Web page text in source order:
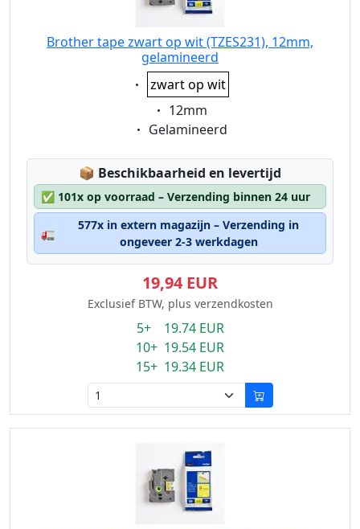
Brother tape zwart op wit (TZES231), 12mm,
gelamineerd
Eigenschaft:
zwart op wit
Eigenschaft:
12mm
Eigenschaft:
Gelamineerd
📦 Lagerstatus:
Beschikbaarheid en levertijd
✅ 101x op voorraad – Verzending binnen 24 uur
🚛
577x in extern magazijn – Verzending in
ongeveer 2-3 werkdagen
19,94 EUR
Exclusief BTW, plus verzendkosten
5+ 19.74 EUR
10+ 19.54 EUR
15+ 19.34 EUR